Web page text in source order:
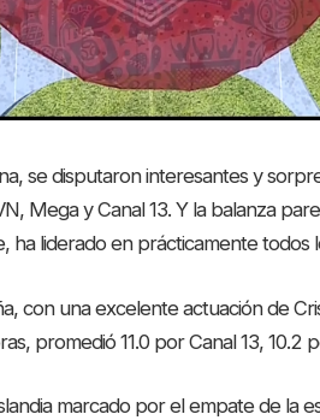
se disputaron interesantes y
Mega y Canal 13. Y la balanza
ha liderado en prácticamente todos
con una excelente actuación de
promedió 11.0 por Canal 13, 10.2
marcado por el empate de la